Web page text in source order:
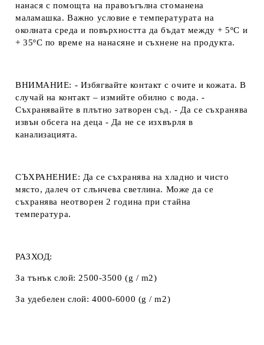
нанася с помощта на правоъгълна стоманена
маламашка. Важно условие е температурата на
околната среда и повърхността да бъдат между + 5ºC и
+ 35ºC по време на нанасяне и съхнене на продукта.
ВНИМАНИЕ: - Избягвайте контакт с очите и кожата. В
случай на контакт – измийте обилно с вода. -
Съхранявайте в плътно затворен съд. - Да се ​​съхранява
извън обсега на деца - Да не се изхвърля в
канализацията.
СЪХРАНЕНИЕ: Да се ​​съхранява на хладно и чисто
място, далеч от слънчева светлина. Може да се
съхранява неотворен 2 година при стайна
температура.
РАЗХОД:
За тънък слой: 2500-3500 (g / m2)
За удебелен слой: 4000-6000 (g / m2)